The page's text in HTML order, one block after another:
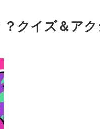
？クイズ＆ア